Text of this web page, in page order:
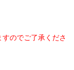
のでご了承くださ